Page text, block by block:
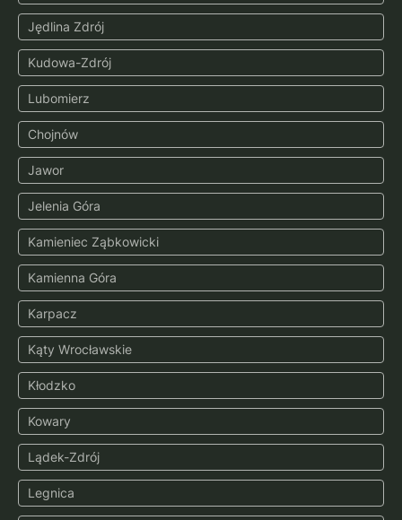
Jędlina Zdrój
Kudowa-Zdrój
Lubomierz
Chojnów
Jawor
Jelenia Góra
Kamieniec Ząbkowicki
Kamienna Góra
Karpacz
Kąty Wrocławskie
Kłodzko
Kowary
Lądek-Zdrój
Legnica